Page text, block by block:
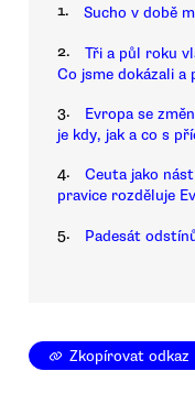
1. Sucho v době
2.
Tři a půl roku
Co jsme dokázali a
3.
Evropa se
je kdy, jak a co s
4.
Ceuta jako
pravice rozděluje
5. Padesát
Zkopírovat odkaz